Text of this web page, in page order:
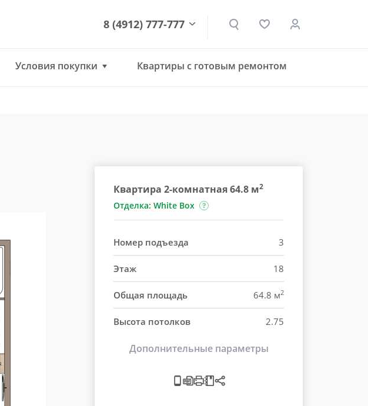
8 (4912) 777-777
Условия покупки Квартиры с готовым ремонтом
Квартира 2-комнатная 64.8 м2
Отделка: White Box
Номер подъезда 3
Этаж 18
Общая площадь 64.8 м2
Высота потолков 2.75
Дополнительные параметры